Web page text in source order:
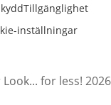
Tillgänglighet
inställningar
for less! 2026